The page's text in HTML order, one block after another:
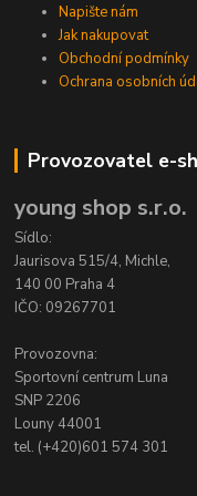
Napište nám
Jak nakupovat
Obchodní podmínky
Ochrana osobních
Provozovatel e-
young shop s.r.o.
Sídlo:
Jaurisova 515/4, Michle,
140 00 Praha 4
IČO: 09267701
Provozovna:
Sportovní centrum Luna
SNP 2206
Louny 44001
tel. (+420)601 574 301